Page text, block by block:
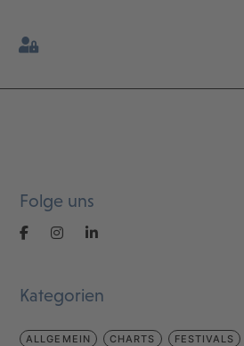
Folge uns
Kategorien
ALLGEMEIN CHARTS FESTIVALS